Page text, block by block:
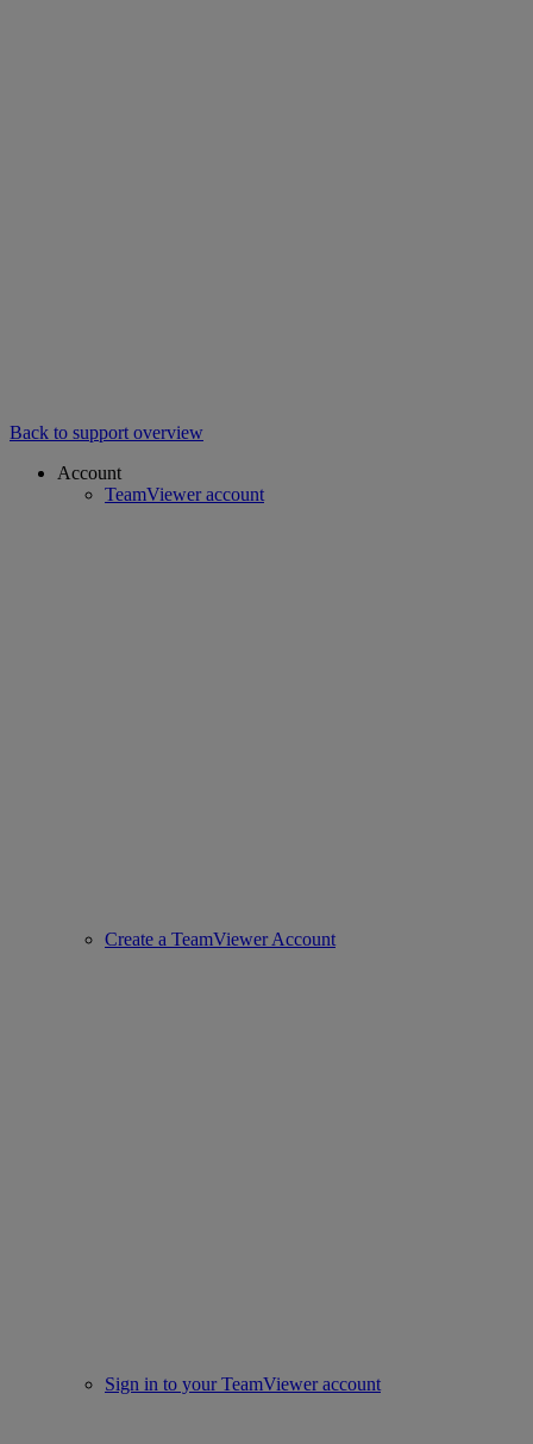
Back to support overview
Account
TeamViewer account
Create a TeamViewer Account
Sign in to your TeamViewer account